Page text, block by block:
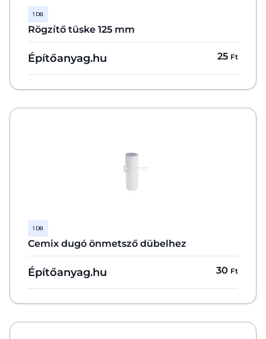
1 DB
Rögzítő tüske 125 mm
Építőanyag.hu 25 Ft
1 DB
Cemix dugó önmetsző dübelhez
Építőanyag.hu 30 Ft